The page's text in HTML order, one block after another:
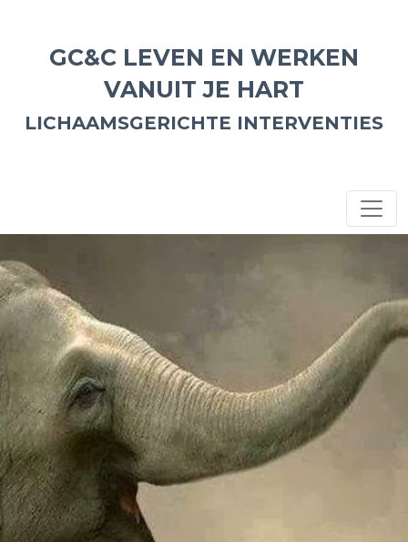
GC&C LEVEN EN WERKEN
VANUIT JE HART
LICHAAMSGERICHTE INTERVENTIES